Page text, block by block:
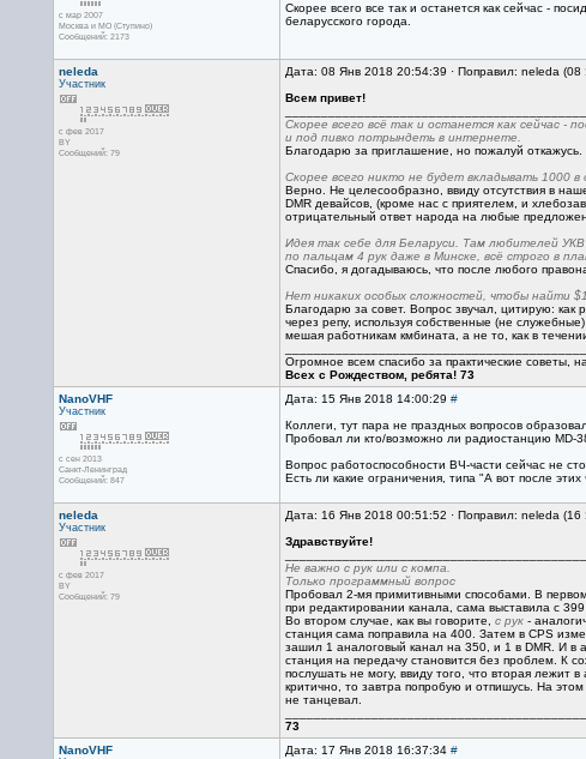
с мар 2007
Москва и МО (Ступино)
Сообщений: 2173
Скорее всего все так и останется как сейчас -
беларусского города.
neleda
Участник
с фев 2017
BY
Сообщений: 79
Дата: 08 Янв 2018 20:54:39 · Поправил: neleda
Всем привет!
Скорее всего всё так и останется как сейчас -
и под пивко потрындеть в интернете.
Благодарю за приглашение, но пожалуй
Скорее всего никто не будет вкладывать 1000 в
Верно. Не целесообразно, ввиду отсутствия в
DMR девайсов, (кроме нас с приятелем, и
отрицательный ответ народа на любые
Идея так себе для Беларуси. Там любителей
по пальцам 4 рук даже в Минске, всё строго в
Спасибо, я догадываюсь, что после любого
Нет никаких особых сложностей, чтобы найти
Благодарю за совет. Вопрос звучал, цитирую: как
через репу, используя собственные (не
мешая работникам кмбината, а не то, как в
Огромное всем спасибо за практические советы,
Всех с Рождеством, ребята! 73
NanoVHF
Участник
с сен 2013
Санкт-Ленинград
Сообщений: 847
Дата: 15 Янв 2018 14:00:29 #
Коллеги, тут пара не праздных вопросов
Пробовал ли кто/возможно ли радиостанцию MD-
Вопрос работоспособности ВЧ-части сейчас не
Есть ли какие ограничения, типа "А вот после
neleda
Участник
с фев 2017
BY
Сообщений: 79
Дата: 16 Янв 2018 00:51:52 · Поправил: neleda
Здравствуйте!
Не важно с рук или с компа.
Только программный вопрос
Пробовал 2-мя примитивными способами. В первом
при редактировании канала, сама выставила с
Во втором случае, как вы говорите, с рук-
станция сама поправила на 400. Затем в CPS
зашил 1 аналоговый канал на 350, и 1 в DMR. И в
станция на передачу становится без проблем. К
послушать не могу, ввиду того, что вторая лежит
критично, то завтра попробую и отпишусь. На
не танцевал.
73
NanoVHF
Дата: 17 Янв 2018 16:37:34 #